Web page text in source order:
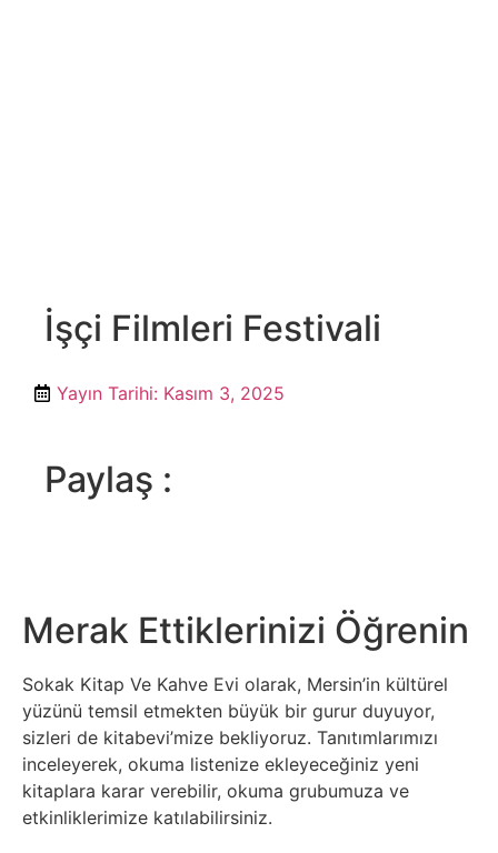
İşçi Filmleri Festivali
Yayın Tarihi: Kasım 3, 2025
Paylaş :
Merak Ettiklerinizi Öğrenin
Sokak Kitap Ve Kahve Evi olarak, Mersin’in kültürel
yüzünü temsil etmekten büyük bir gurur duyuyor,
sizleri de kitabevi’mize bekliyoruz. Tanıtımlarımızı
inceleyerek, okuma listenize ekleyeceğiniz yeni
kitaplara karar verebilir, okuma grubumuza ve
etkinliklerimize katılabilirsiniz.